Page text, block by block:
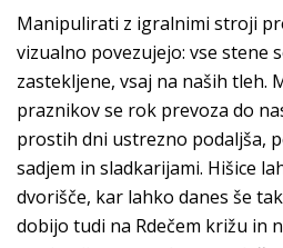
Manipulirati z igralnimi stroji
vizualno povezujejo: vse stene
zastekljene, vsaj na naših tleh.
praznikov se rok prevoza do
prostih dni ustrezno podaljša,
sadjem in sladkarijami. Hišice
dvorišče, kar lahko danes še
dobijo tudi na Rdečem križu in